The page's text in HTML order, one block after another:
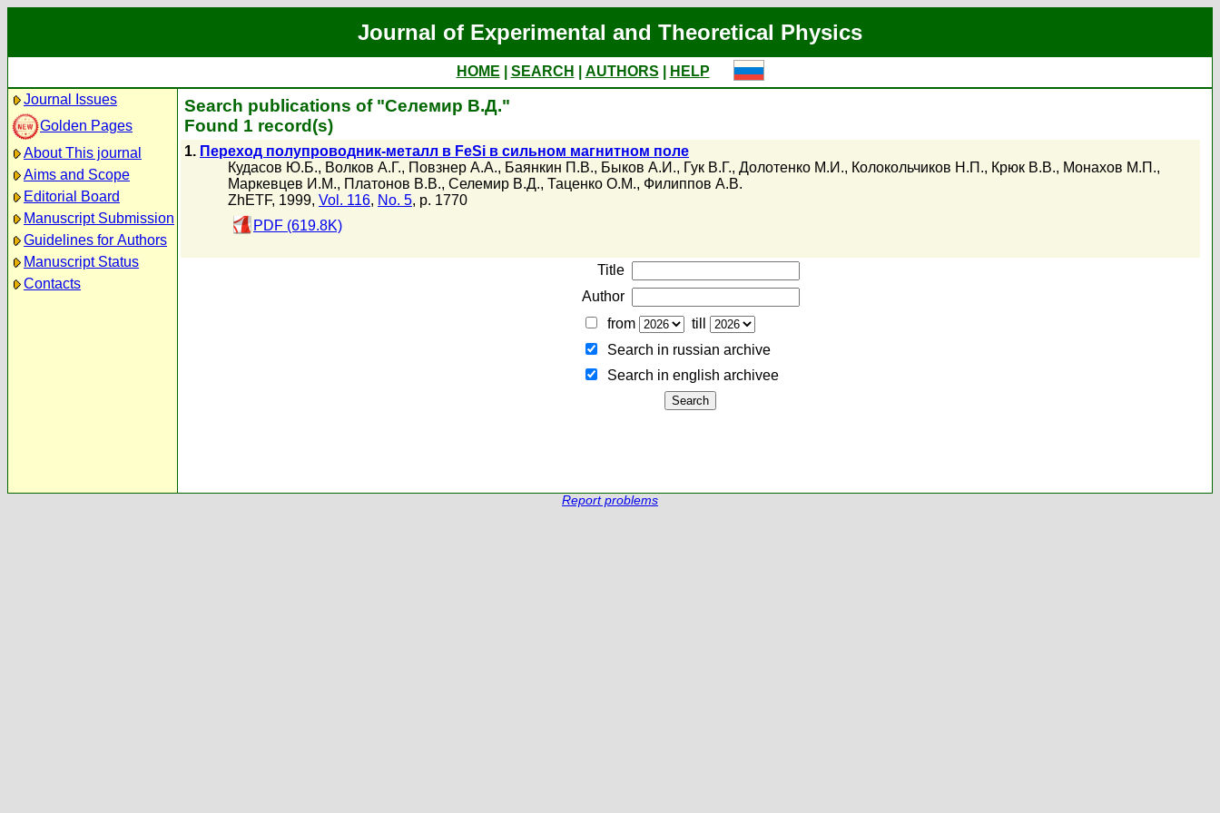
Journal of Experimental and Theoretical Physics
HOME SEARCH AUTHORS
HELP
Journal Issues
Golden Pages
About This journal
Aims and Scope
Editorial Board
Manuscript Submission
Guidelines for Authors
Manuscript Status
Contacts
Search publications of "Селемир В.Д."
Found 1 record(s)
1. Переход полупроводник-металл в FeSi в сильном магнитном поле
Кудасов Ю.Б., Волков А.Г., Повзнер А.А., Баянкин П.В., Быков А.И., Гук В.Г., Долотенко М.И., Колокольчиков Н.П., Крюк В.В., Монахов М.П.,
Маркевцев И.М., Платонов В.В., Селемир В.Д., Таценко О.М., Филиппов А.В.
ZhETF, 1999, Vol. 116, No. 5, p. 1770
PDF (619.8K)
Title
Author
from
till
Search in russian archive
Search in english archiveе
Report problems